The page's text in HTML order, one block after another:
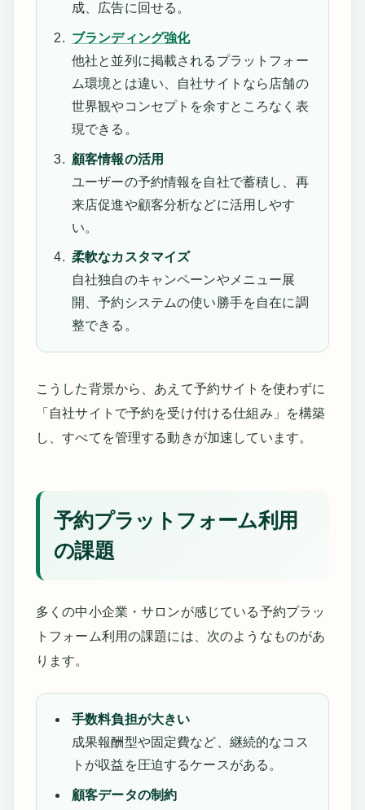
成、広告に回せる。
ブランディング強化
他社と並列に掲載されるプラットフォー
ム環境とは違い、自社サイトなら店舗の
世界観やコンセプトを余すところなく表
現できる。
顧客情報の活用
ユーザーの予約情報を自社で蓄積し、再
来店促進や顧客分析などに活用しやす
い。
柔軟なカスタマイズ
自社独自のキャンペーンやメニュー展
開、予約システムの使い勝手を自在に調
整できる。
こうした背景から、あえて予約サイトを使わずに
「自社サイトで予約を受け付ける仕組み」を構築
し、すべてを管理する動きが加速しています。
予約プラットフォーム利用
の課題
多くの中小企業・サロンが感じている予約プラッ
トフォーム利用の課題には、次のようなものがあ
ります。
手数料負担が大きい
成果報酬型や固定費など、継続的なコス
トが収益を圧迫するケースがある。
顧客データの制約